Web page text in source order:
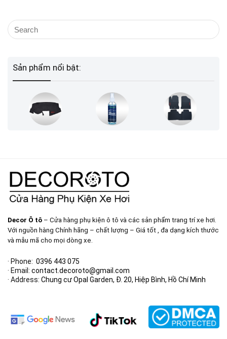
Sản phẩm nổi bật:
Decor Ô tô – Cửa hàng phụ kiện ô tô và các sản phẩm trang trí xe hơi.
Với nguồn hàng Chính hãng – chất lượng – Giá tốt , đa dạng kích thước
và mẫu mã cho mọi dòng xe.
· Phone: 0396 443 075
· Email: contact.decoroto@gmail.com
· Address: Chung cư Opal Garden, Đ. 20, Hiệp Bình, Hồ Chí Minh